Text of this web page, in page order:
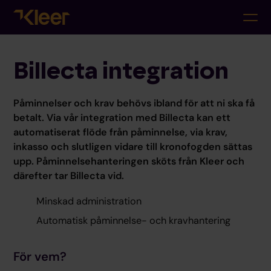
Billecta integration
Påminnelser och krav behövs ibland för att ni ska få
betalt. Via vår integration med Billecta kan ett
automatiserat flöde från påminnelse, via krav,
inkasso och slutligen vidare till kronofogden sättas
upp. Påminnelsehanteringen sköts från Kleer och
därefter tar Billecta vid.
Minskad administration
Automatisk påminnelse- och kravhantering
För vem?